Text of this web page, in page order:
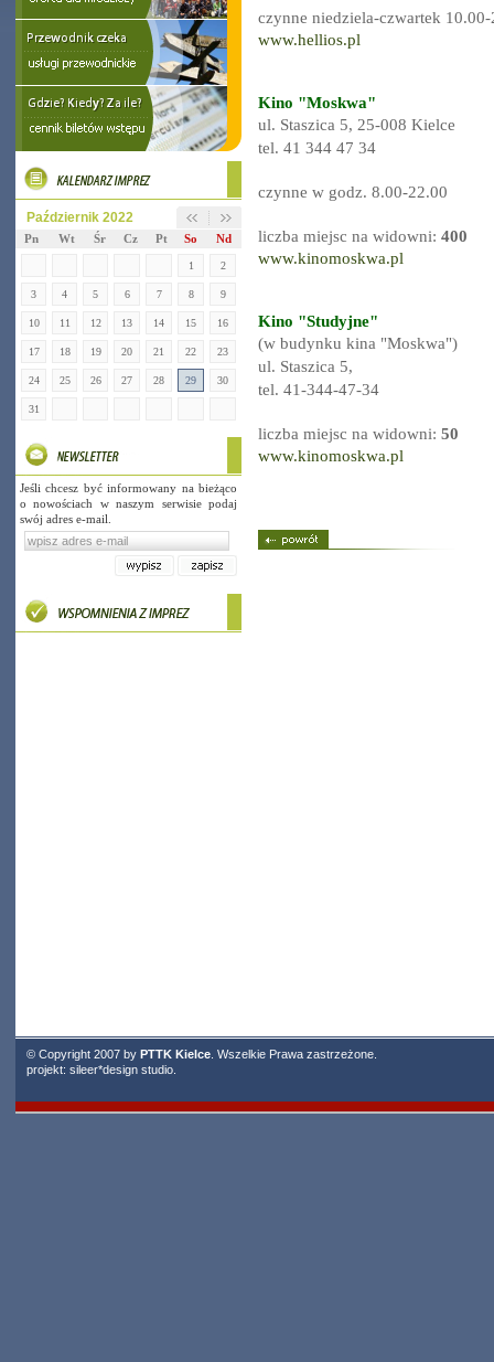
Październik 2022
Pn Wt Śr Cz Pt So Nd
1 2
3 4 5 6 7 8 9
10 11 12 13 14 15 16
17 18 19 20 21 22 23
24 25 26 27 28 29 30
31
Jeśli chcesz być informowany na bieżąco
o nowościach w naszym serwisie podaj
swój adres e-mail.
czynne niedziela-czwartek
www.hellios.pl
Kino "Moskwa"
ul. Staszica 5, 25-008 Kielce
tel. 41 344 47 34
czynne w godz. 8.00-22.00
liczba miejsc na widowni: 400
www.kinomoskwa.pl
Kino "Studyjne"
(w budynku kina "Moskwa")
ul. Staszica 5,
tel. 41-344-47-34
liczba miejsc na widowni: 50
www.kinomoskwa.pl
© Copyright 2007 by PTTK Kielce . Wszelkie Prawa zastrzeżone.
projekt: sileer*design studio